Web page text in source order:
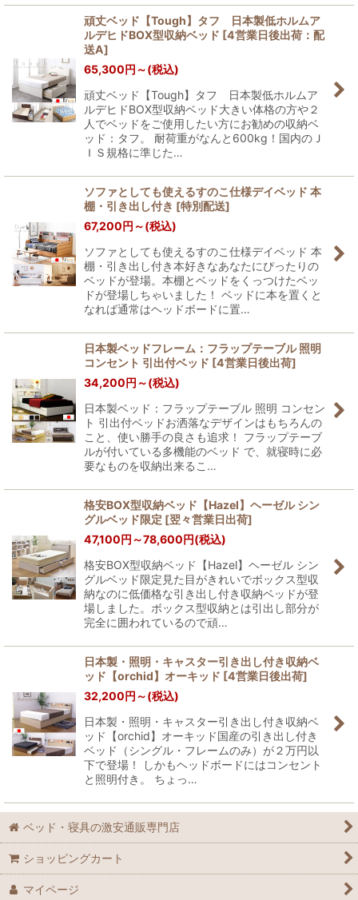
頑丈ベッド【Tough】タフ 日本製低ホルムア
ルデヒドBOX型収納ベッド [4営業日後出荷：配
送A]
65,300円 ～(税込)
頑丈ベッド【Tough】タフ 日本製低ホルムア
ルデヒドBOX型収納ベッド大きい体格の方や２
人でベッドをご使用したい方にお勧めの収納ベ
ッド：タフ。 耐荷重がなんと600kg！国内のＪ
ＩＳ規格に準じた…
ソファとしても使えるすのこ仕様デイベッド 本
棚・引き出し付き [特別配送]
67,200円 ～(税込)
ソファとしても使えるすのこ仕様デイベッド 本
棚・引き出し付き本好きなあなたにぴったりの
ベッドが登場。本棚とベッドをくっつけたベッ
ドが登場しちゃいました！ ベッドに本を置くと
なれば通常はヘッドボードに置…
日本製ベッドフレーム：フラップテーブル 照明
コンセント 引出付ベッド [4営業日後出荷]
34,200円 ～(税込)
日本製ベッド：フラップテーブル 照明 コンセン
ト 引出付ベッドお洒落なデザインはもちろんの
こと、使い勝手の良さも追求！ フラップテーブ
ルが付いている多機能のベッド で、就寝時に必
要なものを収納出来るこ…
格安BOX型収納ベッド【Hazel】ヘーゼル シン
グルベッド限定 [翌々営業日出荷]
47,100円 ～78,600円(税込)
格安BOX型収納ベッド【Hazel】ヘーゼル シン
グルベッド限定見た目がきれいでボックス型収
納なのに低価格な引き出し付き収納ベッドが登
場しました。ボックス型収納とは引出し部分が
完全に囲われているので頑…
日本製・照明・キャスター引き出し付き収納ベ
ッド【orchid】オーキッド [4営業日後出荷]
32,200円 ～(税込)
日本製・照明・キャスター引き出し付き収納ベ
ッド【orchid】オーキッド国産の引き出し付き
ベッド（シングル・フレームのみ）が２万円以
下で登場！ しかもヘッドボードにはコンセント
と照明付き。 ちょっ…
ベッド・寝具の激安通販専門店
ショッピングカート
マイページ